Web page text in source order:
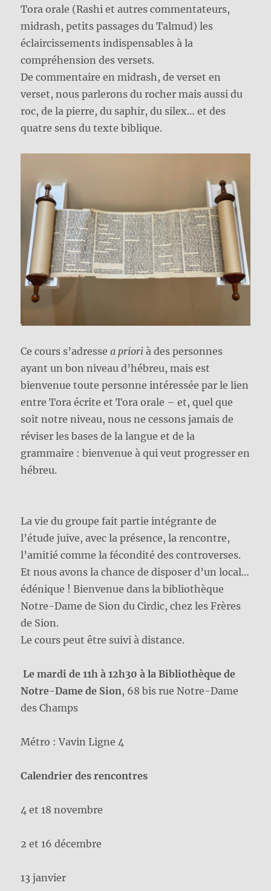
Tora orale (Rashi et autres commentateurs,
midrash, petits passages du Talmud) les
éclaircissements indispensables à la
compréhension des versets.
De commentaire en midrash, de verset en
verset, nous parlerons du rocher mais aussi du
roc, de la pierre, du saphir, du silex… et des
quatre sens du texte biblique.
Ce cours s’adresse a priorià des personnes
ayant un bon niveau d’hébreu, mais est
bienvenue toute personne intéressée par le lien
entre Tora écrite et Tora orale – et, quel que
soit notre niveau, nous ne cessons jamais de
réviser les bases de la langue et de la
grammaire : bienvenue à qui veut progresser en
hébreu.
La vie du groupe fait partie intégrante de
l’étude juive, avec la présence, la rencontre,
l’amitié comme la fécondité des controverses.
Et nous avons la chance de disposer d’un local…
édénique ! Bienvenue dans la bibliothèque
Notre-Dame de Sion du Cirdic, chez les Frères
de Sion.
Le cours peut être suivi à distance.
Le mardi de 11h à 12h30 à la Bibliothèque de
Notre-Dame de Sion, 68 bis rue Notre-Dame
des Champs
Métro : Vavin Ligne 4
Calendrier des rencontres
4 et 18 novembre
2 et 16 décembre
13 janvier